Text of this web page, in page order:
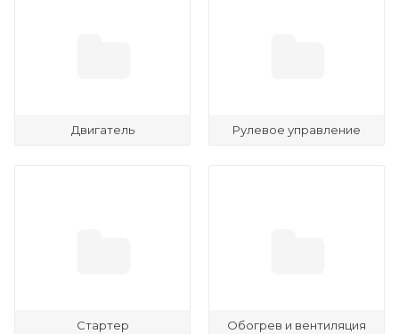
Двигатель Рулевое управление
Стартер Обогрев и вентиляция